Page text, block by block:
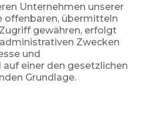
Unternehmen unserer
offenbaren, übermitteln
gewähren, erfolgt
Zwecken
und
einer den gesetzlichen
Grundlage.